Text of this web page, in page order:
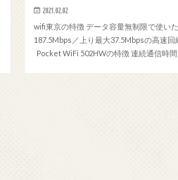
2021.02.02
wifi東京の特徴 データ容量無制限で使い
187.5Mbps／上り最大37.5Mbpsの高速
Pocket WiFi 502HWの特徴 連続通信時間